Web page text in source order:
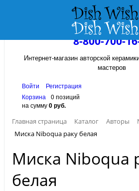
8-800-700-
Интернет-магазин авторской
мастеров
Войти
Регистрация
Корзина
0 позиций
на сумму0 руб.
Главная страница
Каталог Авторы
Миска Niboqua раку белая
Миска Niboqua
белая